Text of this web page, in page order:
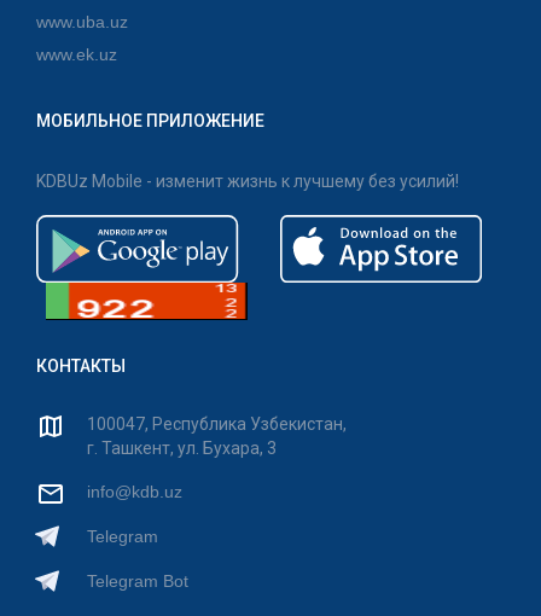
www.uba.uz
www.ek.uz
МОБИЛЬНОЕ ПРИЛОЖЕНИЕ
KDBUz Mobile - изменит жизнь к лучшему без усилий!
КОНТАКТЫ
100047, Республика Узбекистан,
г. Ташкент, ул. Бухара, 3
info@kdb.uz
Telegram
Telegram Bot